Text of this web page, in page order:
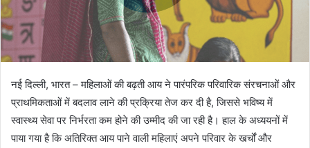
नई दिल्ली, भारत – महिलाओं की बढ़ती आय ने पारंपरिक परिवारिक संरचनाओं और
प्राथमिकताओं में बदलाव लाने की प्रक्रिया तेज कर दी है, जिससे भविष्य में
स्वास्थ्य सेवा पर निर्भरता कम होने की उम्मीद की जा रही है। हाल के अध्ययनों में
पाया गया है कि अतिरिक्त आय पाने वाली महिलाएं अपने परिवार के खर्चों और